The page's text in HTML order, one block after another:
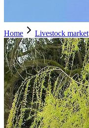
Home Livestock market